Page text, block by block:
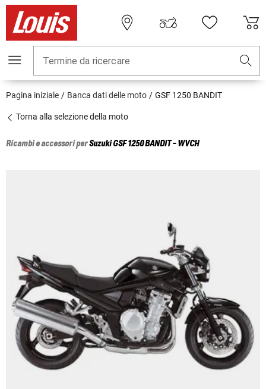
Termine da ricercare
Pagina iniziale Banca dati delle moto GSF 1250 BANDIT
Torna alla selezione della moto
Ricambi e accessori perSuzukiGSF 1250 BANDIT - WVCH